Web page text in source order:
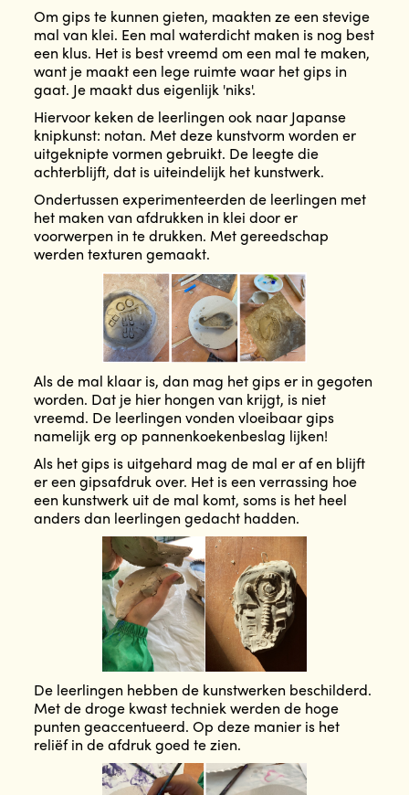
Om gips te kunnen gieten, maakten ze een stevige
mal van klei. Een mal waterdicht maken is nog best
een klus. Het is best vreemd om een mal te maken,
want je maakt een lege ruimte waar het gips in
gaat. Je maakt dus eigenlijk 'niks'.
Hiervoor keken de leerlingen ook naar Japanse
knipkunst: notan. Met deze kunstvorm worden er
uitgeknipte vormen gebruikt. De leegte die
achterblijft, dat is uiteindelijk het kunstwerk.
Ondertussen experimenteerden de leerlingen met
het maken van afdrukken in klei door er
voorwerpen in te drukken. Met gereedschap
werden texturen gemaakt.
Als de mal klaar is, dan mag het gips er in gegoten
worden. Dat je hier hongen van krijgt, is niet
vreemd. De leerlingen vonden vloeibaar gips
namelijk erg op pannenkoekenbeslag lijken!
Als het gips is uitgehard mag de mal er af en blijft
er een gipsafdruk over. Het is een verrassing hoe
een kunstwerk uit de mal komt, soms is het heel
anders dan leerlingen gedacht hadden.
De leerlingen hebben de kunstwerken beschilderd.
Met de droge kwast techniek werden de hoge
punten geaccentueerd. Op deze manier is het
reliëf in de afdruk goed te zien.